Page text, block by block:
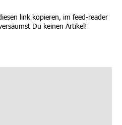
link kopieren, im feed-reader
Du keinen Artikel!